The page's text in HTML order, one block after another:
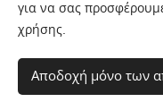
Μίνως
για να σας
χρήσης.
Αποδοχή μόνο των